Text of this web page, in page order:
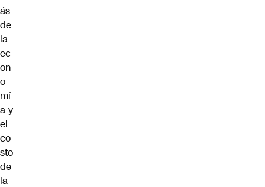
ás
de
la
ec
on
o
mí
a y
el
co
sto
de
la